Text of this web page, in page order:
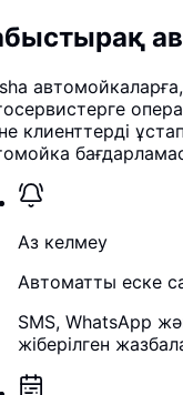
клиенттерді
Аз келмеу
Автоматты еске
SMS, WhatsApp
жіберілген